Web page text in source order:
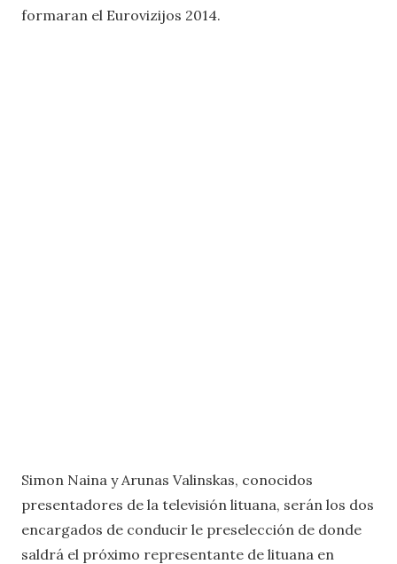
formaran el Eurovizijos 2014.
Simon Naina y Arunas Valinskas, conocidos
presentadores de la televisión lituana, serán los dos
encargados de conducir le preselección de donde
saldrá el próximo representante de lituana en